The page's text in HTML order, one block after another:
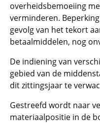
overheidsbemoeiing
verminderen.
gevolg van het tekort
betaalmiddelen, nog
De indiening van
gebied van de
dit zittingsjaar te
Gestreefd wordt naar
materiaalpositie in de